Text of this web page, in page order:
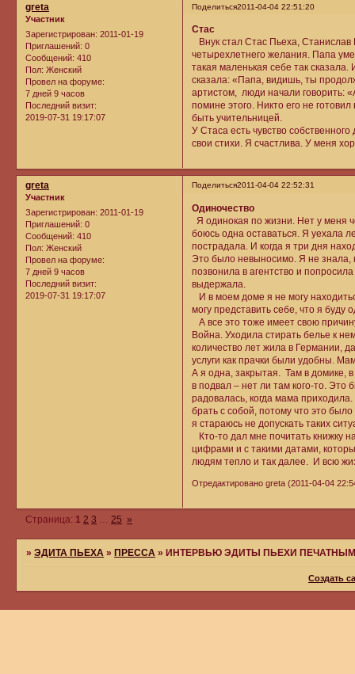
Поделиться2011-04-04 22:51:20
greta
Участник
Зарегистрирован: 2011-01-19
Приглашений: 0
Сообщений: 410
Пол: Женский
Провел на форуме:
7 дней 9 часов
Последний визит:
2019-07-31 19:17:07
Стас
Внук стал Стас Пьеха, Станислав
четырехлетнего желания. Папа
такая маленькая себе так
сказала: «Папа, видишь, ты
артистом, люди начали говорить:
помине этого. Никто его не
быть учительницей.
У Стаса есть чувство
свои стихи. Я счастлива. У меня
Поделиться2011-04-04 22:52:31
greta
Участник
Зарегистрирован: 2011-01-19
Приглашений: 0
Сообщений: 410
Пол: Женский
Провел на форуме:
7 дней 9 часов
Последний визит:
2019-07-31 19:17:07
Одиночество
Я одинокая по жизни. Нет у меня
боюсь одна оставаться. Я уехала
пострадала. И когда я три дня
Это было невыносимо. Я не знала,
позвонила в агентство и
выдержала.
И в моем доме я не могу
могу представить себе, что я буду
А все это тоже имеет свою
Война. Уходила стирать белье к
количество лет жила в Германии,
услуги как прачки были удобны.
А я одна, закрытая. Там в домике,
в подвал – нет ли там кого-то. Это
радовалась, когда мама
брать с собой, потому что это
я стараюсь не допускать таких
Кто-то дал мне почитать книжку
цифрами и с такими датами,
людям тепло и так далее. И всю
Отредактировано greta (2011-04-04
Страница: 1 2 3 … 25 »
»ЭДИТА ПЬЕХА » ПРЕССА » ИНТЕРВЬЮ ЭДИТЫ ПЬЕХИ
Создать